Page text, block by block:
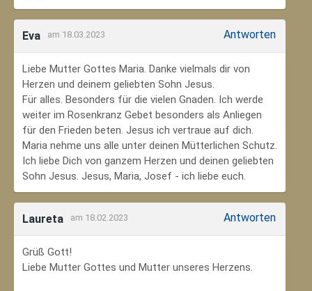
Eva am 18.03.2023 Antworten
Liebe Mutter Gottes Maria. Danke vielmals dir von
Herzen und deinem geliebten Sohn Jesus.
Für alles. Besonders für die vielen Gnaden. Ich werde
weiter im Rosenkranz Gebet besonders als Anliegen
für den Frieden beten. Jesus ich vertraue auf dich.
Maria nehme uns alle unter deinen Mütterlichen Schutz.
Ich liebe Dich von ganzem Herzen und deinen geliebten
Sohn Jesus. Jesus, Maria, Josef - ich liebe euch.
Laureta am 18.02.2023 Antworten
Grüß Gott!
Liebe Mutter Gottes und Mutter unseres Herzens.